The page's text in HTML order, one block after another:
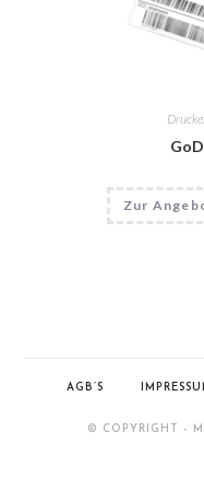
Zur
AGB’S
© COPYRIGHT -